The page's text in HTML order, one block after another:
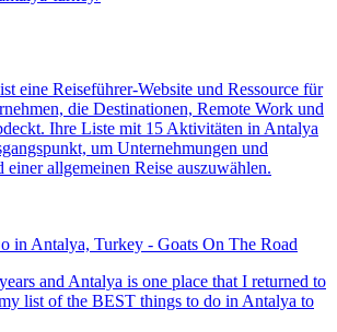
eine Reiseführer-Website und Ressource für
die Destinationen, Remote Work und
Ihre Liste mit 15 Aktivitäten in Antalya
um Unternehmungen und
einer allgemeinen Reise auszuwählen.
in Antalya, Turkey - Goats On The Road
and Antalya is one place that I returned to
list of the BEST things to do in Antalya to